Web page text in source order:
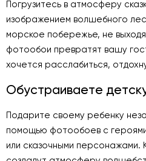
Погрузитесь в атмосферу
изображением волшебного
морское побережье, не
фотообои превратят вашу
хочется расслабиться,
Обустраиваете
Подарите своему ребенку
помощью фотообоев с
или сказочными